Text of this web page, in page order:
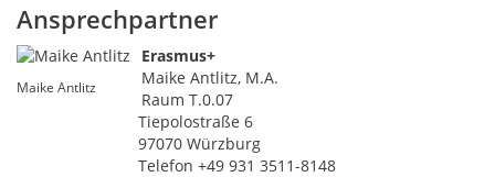
Ansprechpartner
Maike Antlitz
Erasmus+
Maike Antlitz, M.A.
Raum T.0.07
Tiepolostraße 6
97070 Würzburg
Telefon +49 931 3511-8148